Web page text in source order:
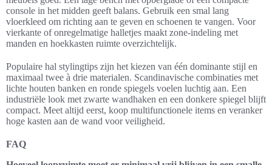
console in het midden geeft balans. Gebruik een smal lang
vloerkleed om richting aan te geven en schoenen te vangen. Voor
vierkante of onregelmatige halletjes maakt zone-indeling met
manden en hoekkasten ruimte overzichtelijk.
Populaire hal stylingtips zijn het kiezen van één dominante stijl en
maximaal twee à drie materialen. Scandinavische combinaties met
lichte houten banken en ronde spiegels voelen luchtig aan. Een
industriële look met zwarte wandhaken en een donkere spiegel blijft
compact. Meet altijd eerst, koop multifunctionele items en veranker
hoge kasten aan de wand voor veiligheid.
FAQ